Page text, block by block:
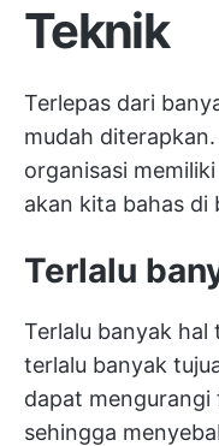
Teknik
Terlepas dari
mudah
organisasi
akan kita bahas di
Terlalu
Terlalu banyak hal
terlalu banyak
dapat mengurangi
sehingga